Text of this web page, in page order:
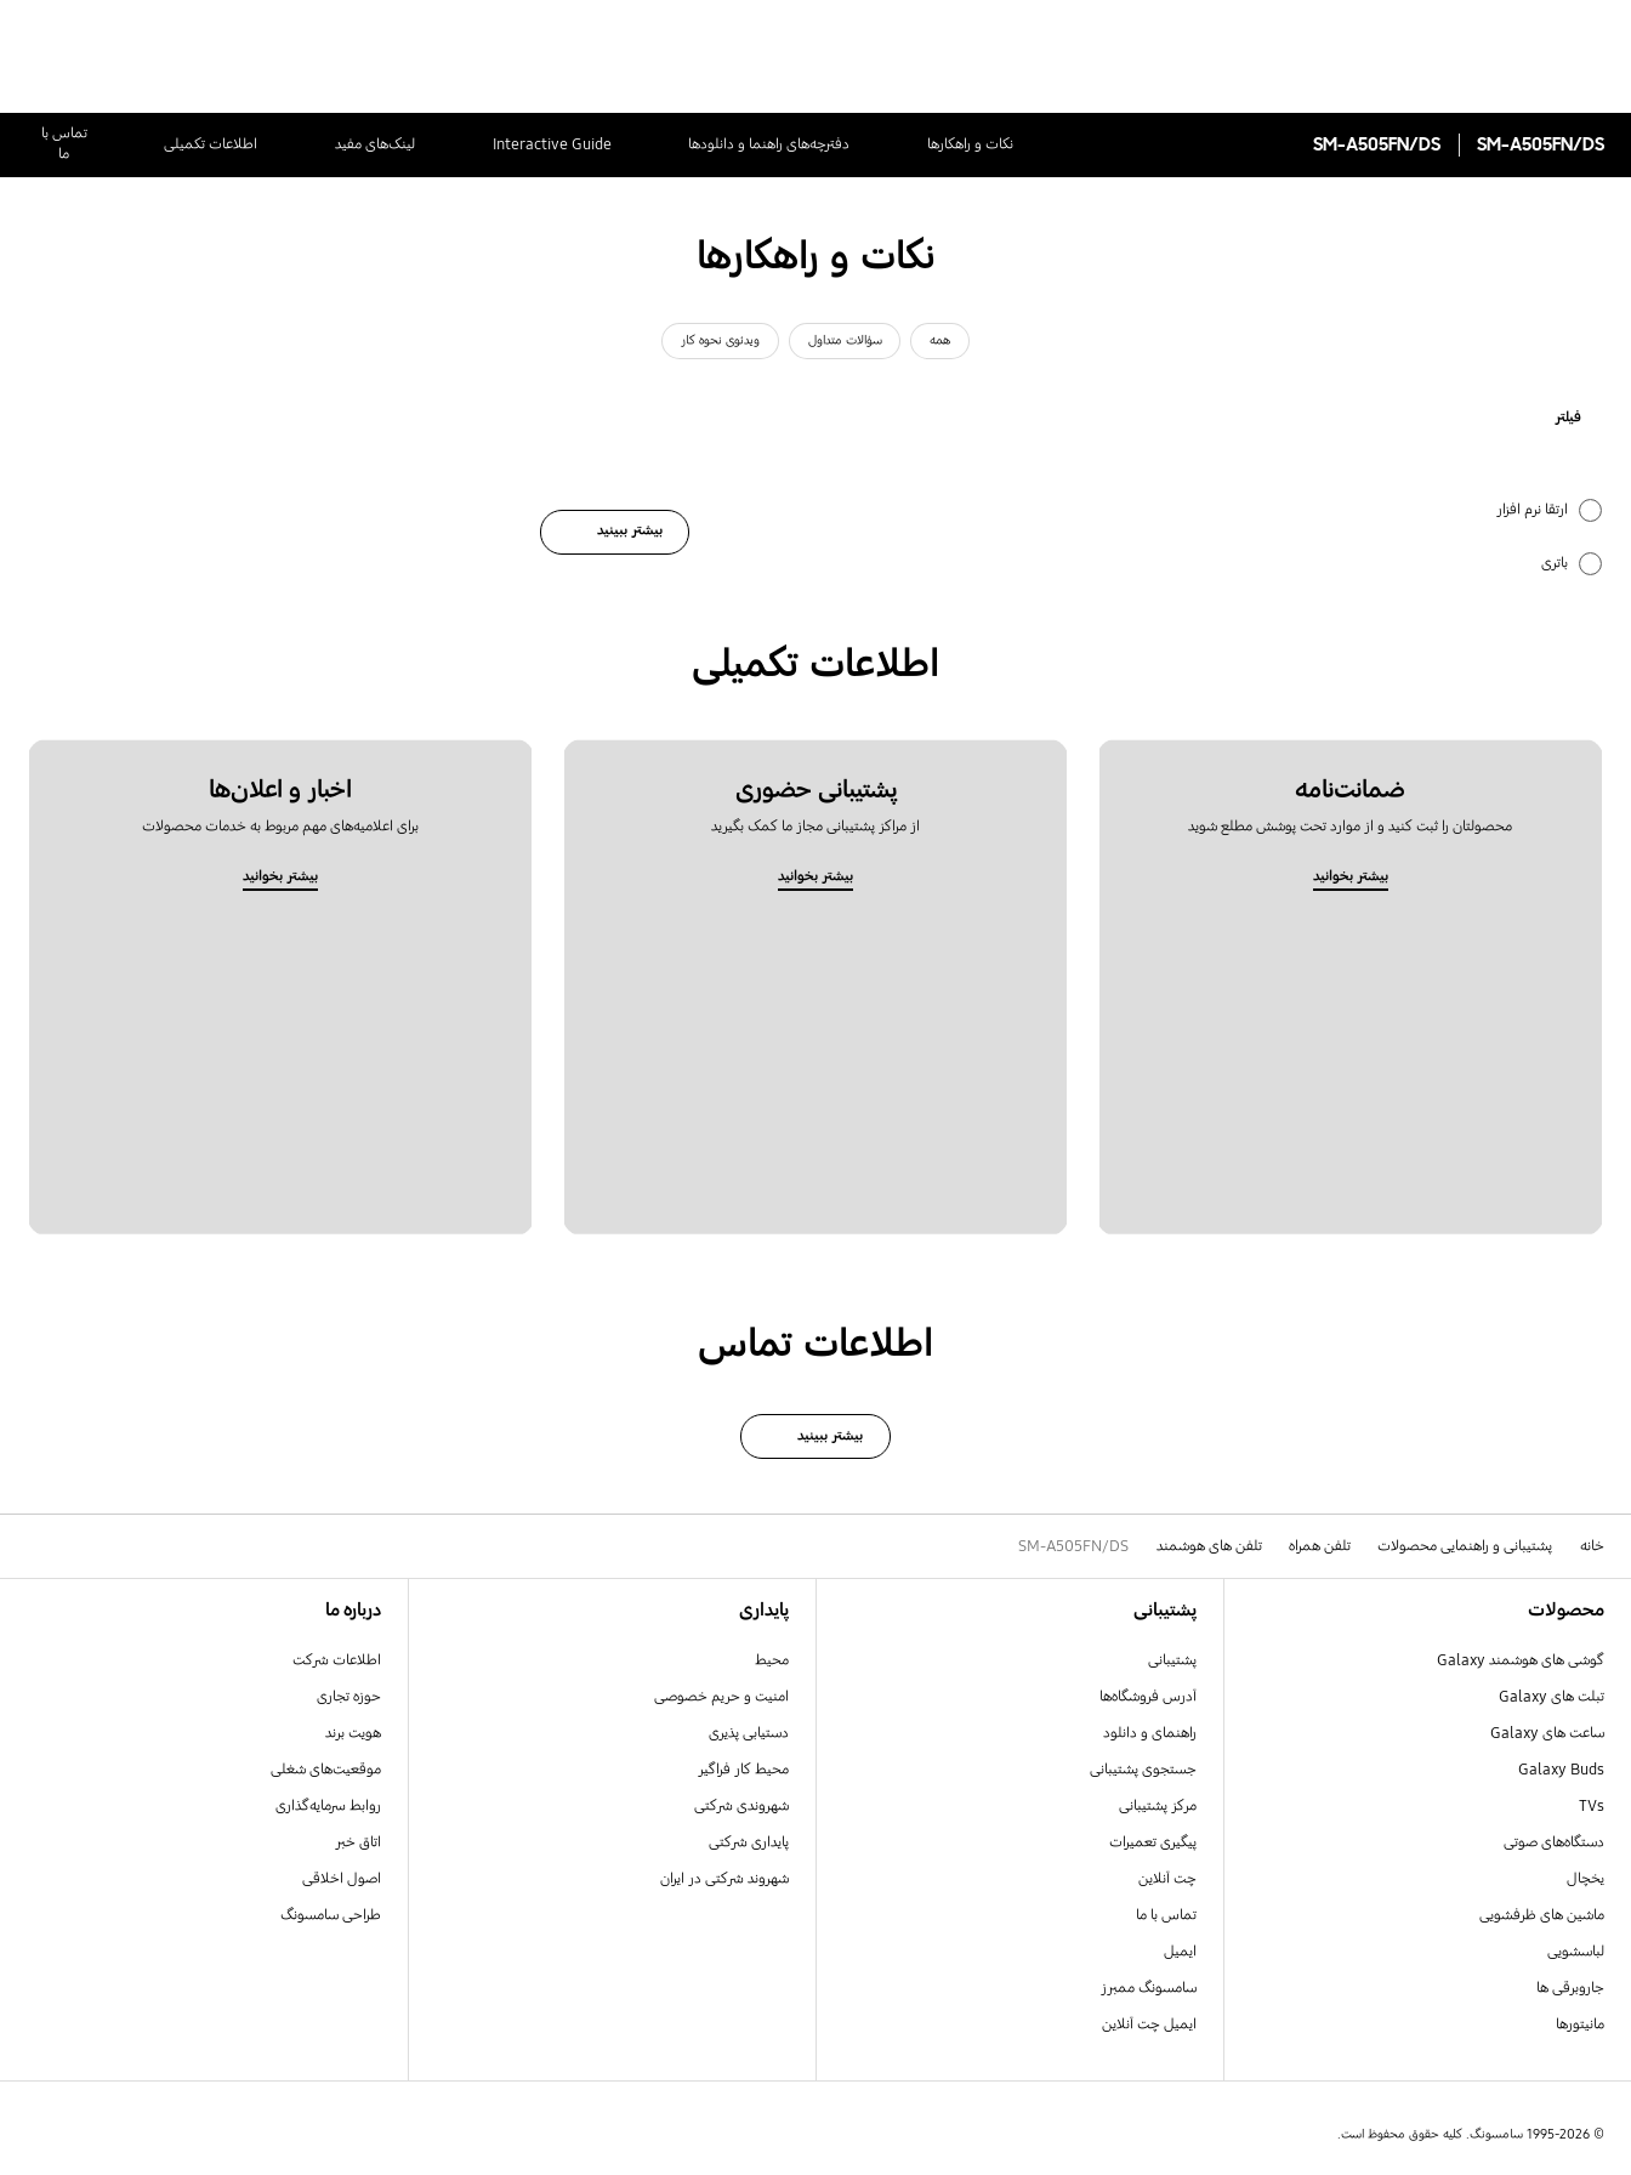
SM-A505FN/DS
SM-A505FN/DS نکات و راهکارها دفترچه‌های راهنما و دانلودها Interactive Guide لینک‌های مفید اطلاعات تکمیلی
تماس با
ما
نکات و راهکارها
همه سؤالات متداول ویدئوی نحوه کار
فیلتر
ارتقا نرم افزار
باتری
تماس و دفتر تلفن
بیشتر ببینید
اطلاعات تکمیلی
ضمانت‌نامه
محصولتان را ثبت کنید و از موارد تحت پوشش مطلع شوید
بیشتر بخوانید
پشتیبانی حضوری
از مراکز پشتیبانی مجاز ما کمک بگیرید
بیشتر بخوانید
اخبار و اعلان‌ها
برای اعلامیه‌های مهم مربوط به خدمات محصولات
بیشتر بخوانید
اطلاعات تماس
بیشتر ببینید
خانه پشتیبانی و راهنمایی محصولات تلفن همراه تلفن های هوشمند SM-A505FN/DS
محصولات
گوشی های هوشمند Galaxy
تبلت های Galaxy
ساعت های Galaxy
Galaxy Buds
TVs
دستگاه‌های صوتی
یخچال
ماشین های ظرفشویی
لباسشویی
جاروبرقی ها
مانیتورها
پشتیبانی
پشتیبانی
آدرس فروشگاه‌ها
راهنمای و دانلود
جستجوی پشتیبانی
مرکز پشتیبانی
پیگیری تعمیرات
چت آنلاین
تماس با ما
ایمیل
سامسونگ ممبرز
ایمیل چت آنلاین
پایداری
محیط
امنیت و حریم خصوصی
دستیابی پذیری
محیط کار فراگیر
شهروندی شرکتی
پایداری شرکتی
شهروند شرکتی در ایران
درباره ما
اطلاعات شرکت
حوزه تجاری
هویت برند
موقعیت‌های شغلی
روابط سرمایه‌گذاری
اتاق خبر
اصول اخلاقی
طراحی سامسونگ
© 1995-2026 سامسونگ. کلیه حقوق محفوظ است.